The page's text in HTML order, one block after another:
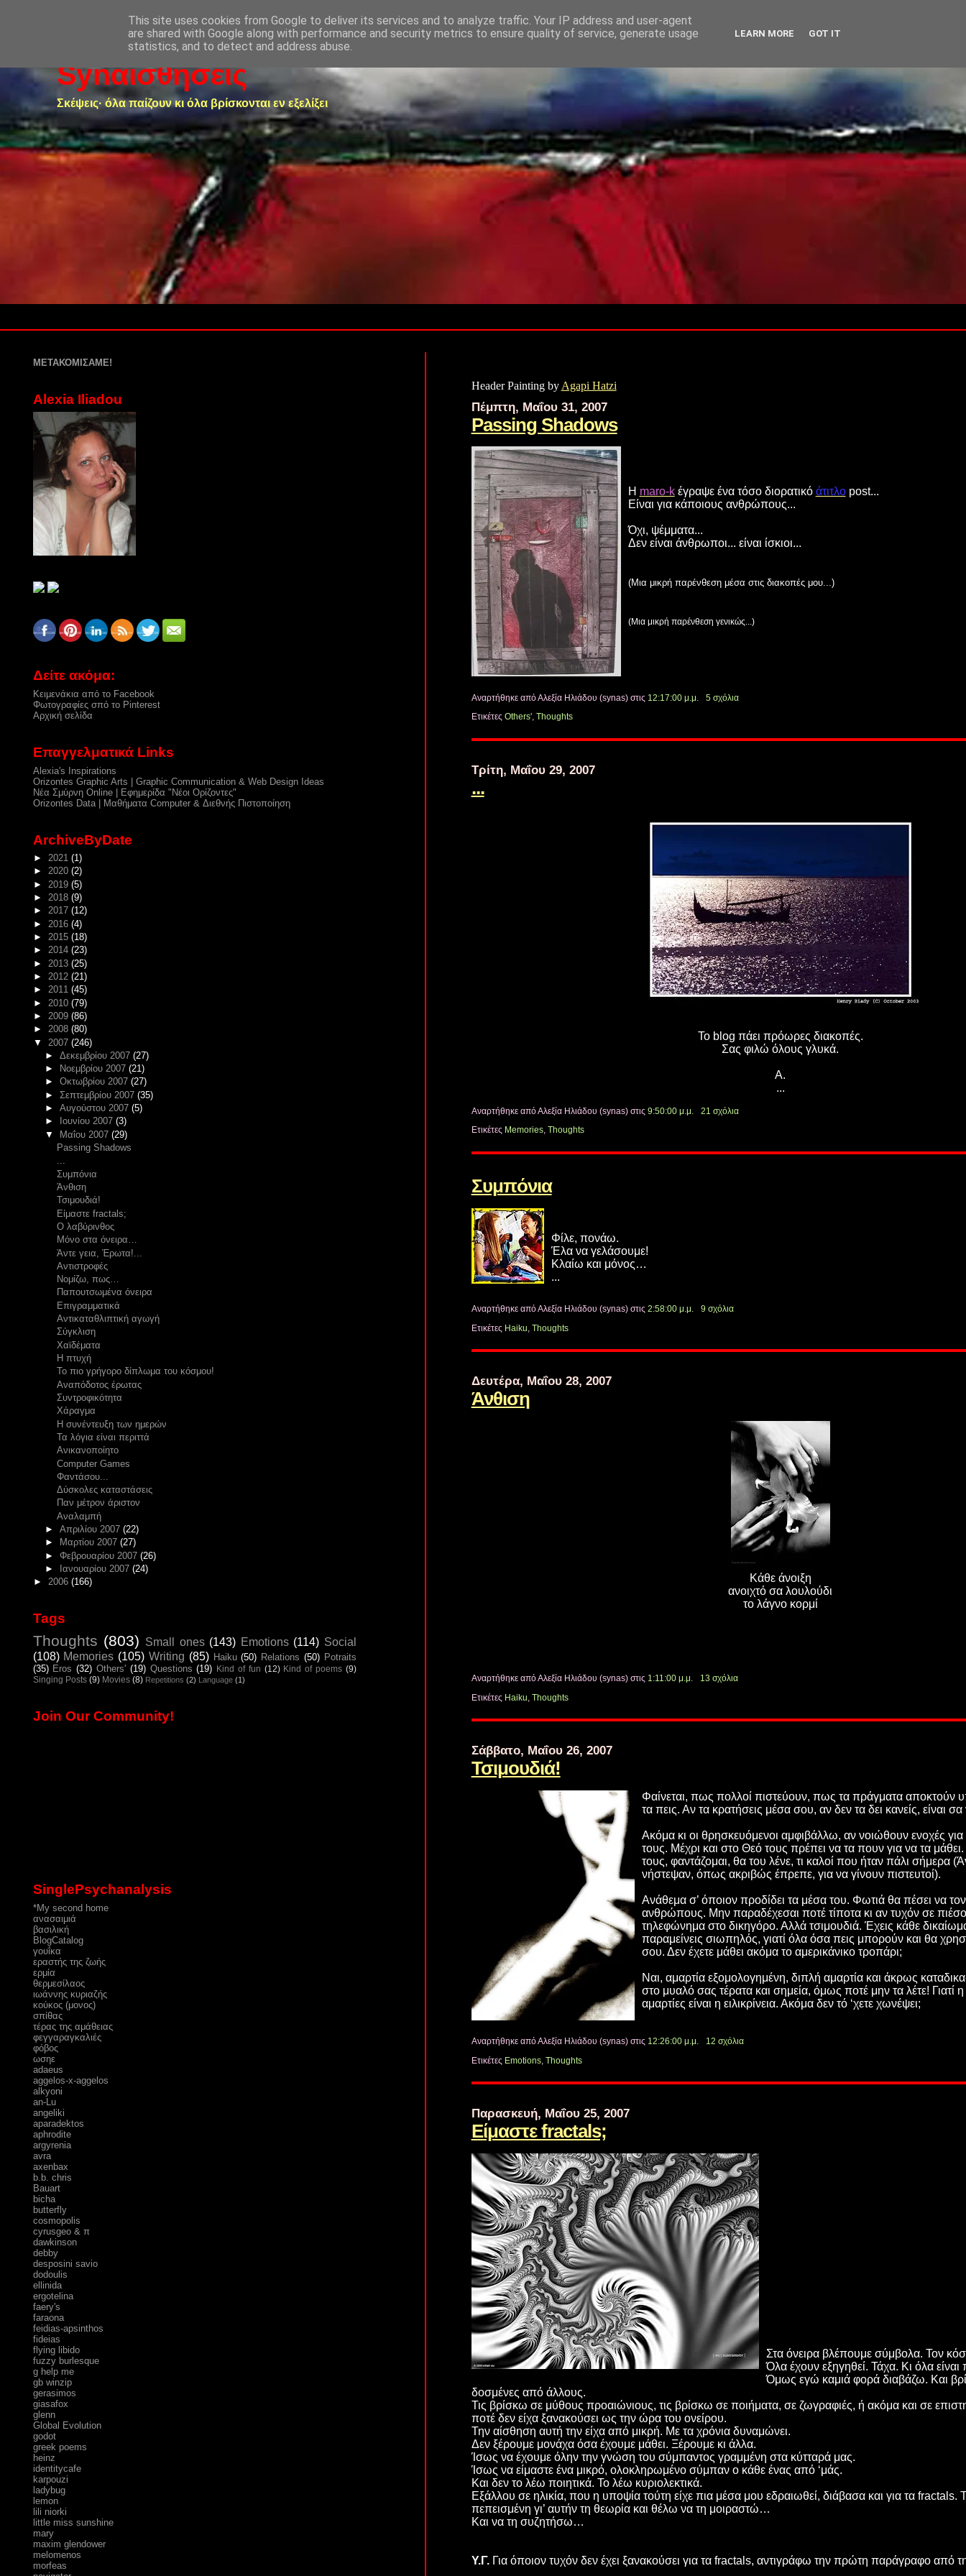
Synαισθήσεις
Σκέψεις· όλα παίζουν κι όλα βρίσκονται εν εξελίξει
Header Painting by Agapi Hatzi
Πέμπτη, Μαΐου 31, 2007
Passing Shadows
Η maro-kέγραψε ένα τόσο διορατικό άτιτλο post...
Είναι για κάποιους ανθρώπους...
Όχι, ψέμματα...
Δεν είναι άνθρωποι... είναι ίσκιοι...
(Μια μικρή παρένθεση μέσα στις διακοπές μου...)
(Μια μικρή παρένθεση γενικώς...)
Αναρτήθηκε από Αλεξία Ηλιάδου (synas) στις 12:17:00 μ.μ.
5 σχόλια
Ετικέτες Others', Thoughts
Τρίτη, Μαΐου 29, 2007
...
Το blog πάει πρόωρες διακοπές.
Σας φιλώ όλους γλυκά.
Α.
...
Αναρτήθηκε από Αλεξία Ηλιάδου (synas) στις 9:50:00 μ.μ.
21 σχόλια
Ετικέτες Memories, Thoughts
Συμπόνια
Φίλε, πονάω.
Έλα να γελάσουμε!
Κλαίω και μόνος…
...
Αναρτήθηκε από Αλεξία Ηλιάδου (synas) στις 2:58:00 μ.μ.
9 σχόλια
Ετικέτες Haiku Thoughts
Δευτέρα, Μαΐου 28, 2007
Άνθιση
Κάθε άνοιξη
ανοιχτό σα λουλούδι
το λάγνο κορμί
Αναρτήθηκε από Αλεξία Ηλιάδου (synas) στις 1:11:00 μ.μ.
13 σχόλια
Ετικέτες Haiku Thoughts
Σάββατο, Μαΐου 26, 2007
Τσιμουδιά!
Φαίνεται, πως πολλοί πιστεύουν, πως τα πράγματα αποκτούν
τα πεις. Αν τα κρατήσεις μέσα σου, αν δεν τα δει κανείς, είναι
Ακόμα κι οι θρησκευόμενοι αμφιβάλλω, αν νοιώθουν ενοχές
τους. Μέχρι και στο Θεό τους πρέπει να τα πουν για να τα
τους, φαντάζομαι, θα του λένε, τι καλοί που ήταν πάλι σήμερα
νήστεψαν, όπως ακριβώς έπρεπε, για να γίνουν πιστευτοί).
Ανάθεμα σ’ όποιον προδίδει τα μέσα του. Φωτιά θα πέσει να
ανθρώπους. Μην παραδέχεσαι ποτέ τίποτα κι αν τυχόν σε
τηλεφώνημα στο δικηγόρο. Αλλά τσιμουδιά. Έχεις κάθε
παραμείνεις σιωπηλός, γιατί όλα όσα πεις μπορούν και θα
σου. Δεν έχετε μάθει ακόμα το αμερικάνικο τροπάρι;
Ναι, αμαρτία εξομολογημένη, διπλή αμαρτία και άκρως
στο μυαλό σας τέρατα και σημεία, όμως ποτέ μην τα λέτε! Γιατί η
αμαρτίες είναι η ειλικρίνεια. Ακόμα δεν τό ‘χετε χωνέψει;
Αναρτήθηκε από Αλεξία Ηλιάδου (synas) στις 12:26:00 μ.μ.
12 σχόλια
Ετικέτες Emotions, Thoughts
Παρασκευή, Μαΐου 25, 2007
Είμαστε fractals;
Στα όνειρα βλέπουμε σύμβολα. Τον
Όλα έχουν εξηγηθεί. Τάχα. Κι όλα
Όμως εγώ καμιά φορά διαβάζω. Και
δοσμένες από άλλους.
Τις βρίσκω σε μύθους προαιώνιους, τις βρίσκω σε ποιήματα, σε ζωγραφιές, ή ακόμα και σε
ποτέ δεν είχα ξανακούσει ως την ώρα του ονείρου.
Την αίσθηση αυτή την είχα από μικρή. Με τα χρόνια δυναμώνει.
Δεν ξέρουμε μονάχα όσα έχουμε μάθει. Ξέρουμε κι άλλα.
Ίσως να έχουμε όλην την γνώση του σύμπαντος γραμμένη στα κύτταρά μας.
Ίσως να είμαστε ένα μικρό, ολοκληρωμένο σύμπαν ο κάθε ένας από ‘μάς.
Και δεν το λέω ποιητικά. Το λέω κυριολεκτικά.
Εξάλλου σε ηλικία, που η υποψία τούτη είχε πια μέσα μου εδραιωθεί, διάβασα και για τα fractals.
πεπεισμένη γι’ αυτήν τη θεωρία και θέλω να τη μοιραστώ…
Και να τη συζητήσω…
Υ.Γ.Για όποιον τυχόν δεν έχει ξανακούσει για τα fractals, αντιγράφω την πρώτη παράγραφο από
ΜΕΤΑΚΟΜΙΣΑΜΕ!
Alexia Iliadou
Δείτε ακόμα:
Κειμενάκια από το Facebook
Φωτογραφίες σπό το Pinterest
Αρχική σελίδα
Επαγγελματικά Links
Alexia's Inspirations
Orizontes Graphic Arts | Graphic Communication & Web Design Ideas
Νέα Σμύρνη Online | Εφημερίδα "Νέοι Ορίζοντες"
Orizontes Data | Μαθήματα Computer & Διεθνής Πιστοποίηση
ArchiveByDate
► 2021 (1)
► 2020 (2)
► 2019 (5)
► 2018 (9)
► 2017 (12)
► 2016 (4)
► 2015 (18)
► 2014 (23)
► 2013 (25)
► 2012 (21)
► 2011 (45)
► 2010 (79)
► 2009 (86)
► 2008 (80)
▼ 2007 (246)
► Δεκεμβρίου 2007 (27)
►
Νοεμβρίου 2007 (21)
► Οκτωβρίου 2007 (27)
► Σεπτεμβρίου 2007 (35)
► Αυγούστου 2007 (5)
►
Ιουνίου 2007 (3)
▼ Μαΐου 2007 (29)
Passing Shadows
...
Συμπόνια
Άνθιση
Τσιμουδιά!
Είμαστε fractals;
Ο λαβύρινθος
Μόνο στα όνειρα…
Άντε γεια, Έρωτα!...
Αντιστροφές
Νομίζω, πως…
Παπουτσωμένα όνειρα
Επιγραμματικά
Αντικαταθλιπτική αγωγή
Σύγκλιση
Χαϊδέματα
Η πτυχή
Το πιο γρήγορο δίπλωμα του κόσμου!
Αναπόδοτος έρωτας
Συντροφικότητα
Χάραγμα
Η συνέντευξη των ημερών
Τα λόγια είναι περιττά
Ανικανοποίητο
Computer Games
Φαντάσου...
Δύσκολες καταστάσεις
Παν μέτρον άριστον
Αναλαμπή
► Απριλίου 2007 (22)
►
Μαρτίου 2007 (27)
► Φεβρουαρίου 2007 (26)
►
Ιανουαρίου 2007 (24)
► 2006 (166)
Tags
Thoughts (803) Small ones (143) Emotions (114) Social
(108) Memories (105) Writing (85) Haiku (50) Relations (50) Potraits
(35) Eros (32) Others' (19) Questions (19) Kind of fun (12) Kind of poems (9)
Singing Posts (9) Movies (8) Repetitions (2) Language (1)
Join Our Community!
SinglePsychanalysis
*My second home
ανασαιμιά
βασιλική
ΒlogCatalog
γουΐκα
εραστής της ζωής
ερμία
θερμεσίλαος
ιωάννης κυριαζής
κούκος (μονος)
σπίθας
τέρας της αμάθειας
φεγγαραγκαλιές
φόβος
ωσηε
adaeus
aggelos-x-aggelos
alkyoni
an-Lu
angeliki
aparadektos
aphrodite
argyrenia
avra
axenbax
b.b. chris
Bauart
bicha
butterfly
cosmopolis
cyrusgeo & π
dawkinson
debby
desposini savio
dodoulis
ellinida
ergotelina
faery's
faraona
feidias-apsinthos
fideias
flying libido
fuzzy burlesque
g help me
gb winzip
gerasimos
giasafox
glenn
Global Evolution
godot
greek poems
heinz
identitycafe
karpouzi
ladybug
lemon
lili niorki
little miss sunshine
mary
maxim glendower
melomenos
morfeas
This site uses cookies from Google to deliver its services and to analyze traffic. Your IP address and user-agent
are shared with Google along with performance and security metrics to ensure quality of service, generate usage
statistics, and to detect and address abuse.
LEARN MORE GOT IT